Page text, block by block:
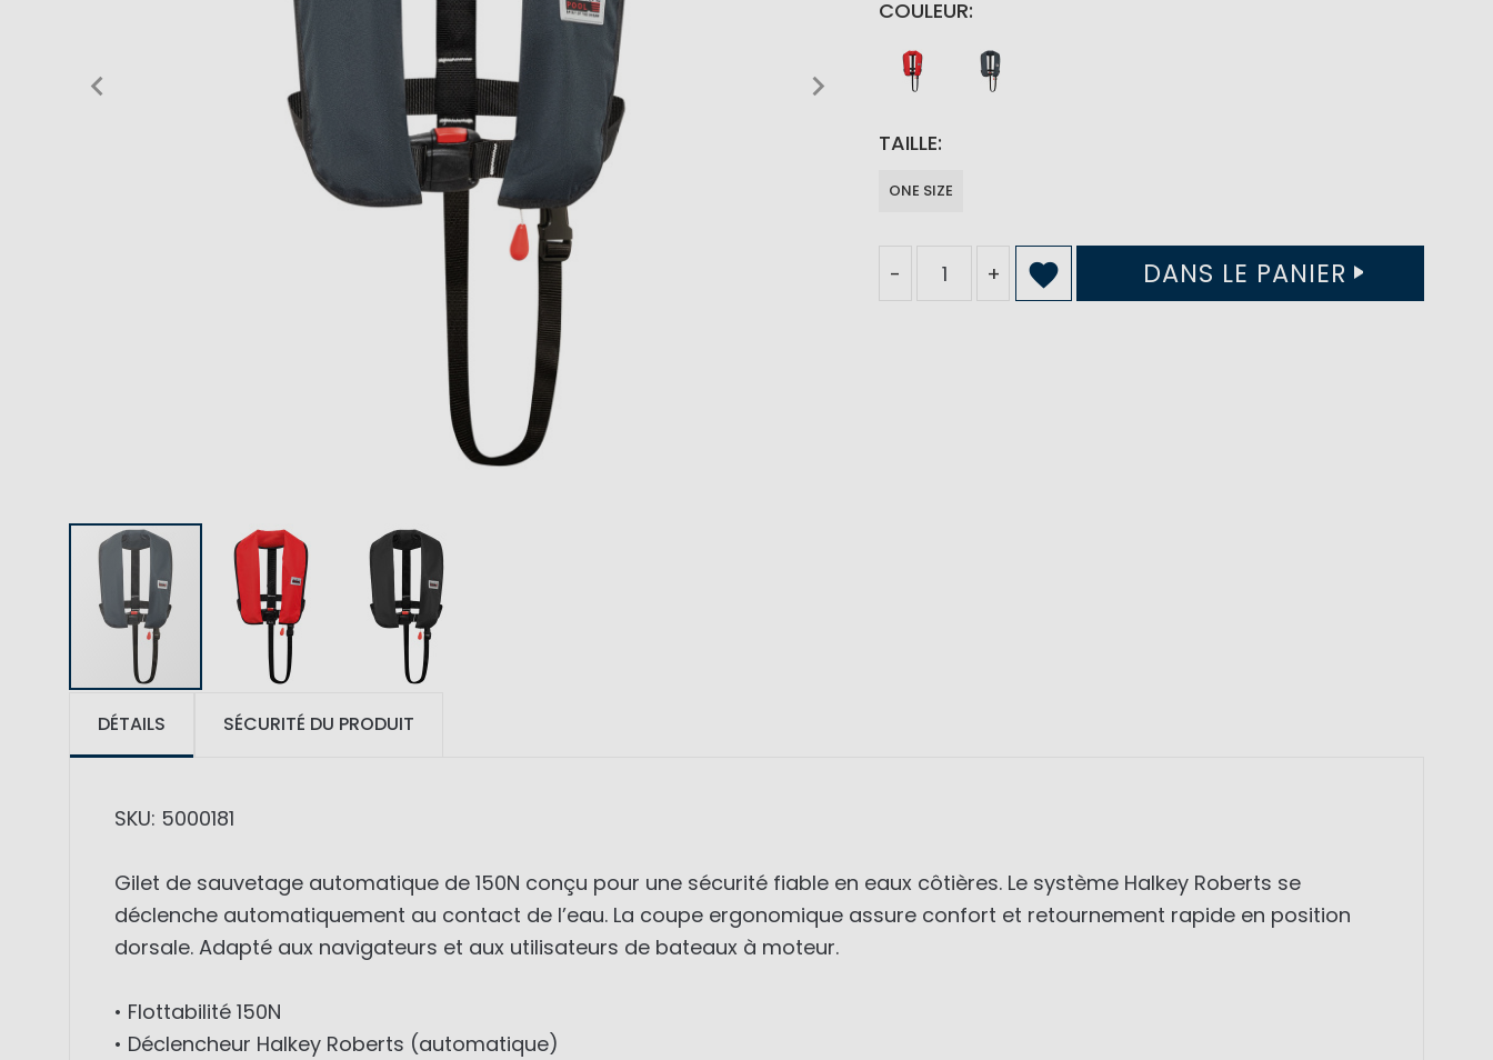
COULEUR
TAILLE
ONE SIZE
- + DANS LE PANIER
DÉTAILS
SKU: 5000181
Gilet de sauvetage automatique de 150N conçu pour une sécurité fiable en eaux côtières. Le système Halkey Roberts se
déclenche automatiquement au contact de l’eau. La coupe ergonomique assure confort et retournement rapide en position
dorsale. Adapté aux navigateurs et aux utilisateurs de bateaux à moteur.
• Flottabilité 150N
• Déclencheur Halkey Roberts (automatique)
SÉCURITÉ DU PRODUIT